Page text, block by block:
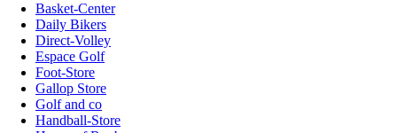
Basket-Center
Daily Bikers
Direct-Volley
Espace Golf
Foot-Store
Gallop Store
Golf and co
Handball-Store